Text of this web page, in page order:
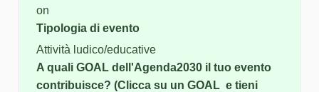
on
Tipologia di evento
Attività ludico/educative
A quali GOAL dell'Agenda2030 il tuo evento
contribuisce? (Clicca su un GOAL e tieni